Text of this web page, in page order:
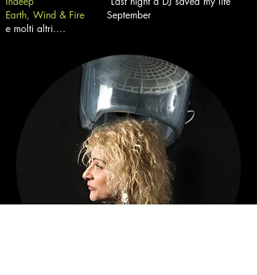
Earth, Wind & Fire
September
e molti altri....